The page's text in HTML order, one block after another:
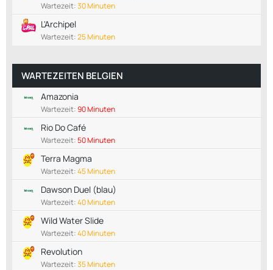
Wartezeit:30 Minuten
L'Archipel
Wartezeit:25 Minuten
WARTEZEITEN BELGIEN
Amazonia
Wartezeit:90 Minuten
Rio Do Café
Wartezeit:50 Minuten
Terra Magma
Wartezeit:45 Minuten
Dawson Duel (blau)
Wartezeit:40 Minuten
Wild Water Slide
Wartezeit:40 Minuten
Revolution
Wartezeit:35 Minuten